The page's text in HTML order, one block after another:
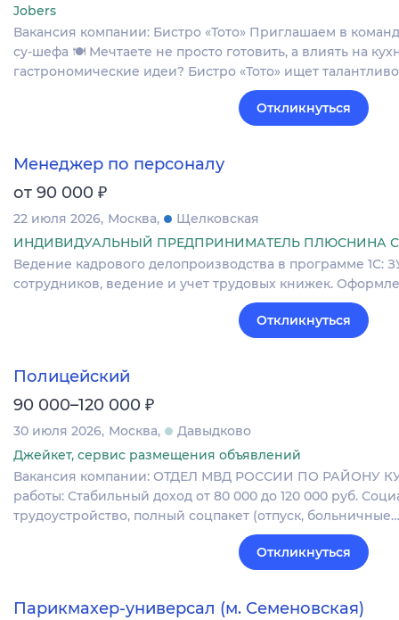
Jobers
Вакансия компании: Бистро «Тото» Приглашаем в
су‑шефа 🍽 Мечтаете не просто готовить, а влиять на
гастрономические идеи? Бистро «Тото» ищет
Откликнуться
Менеджер по персоналу
от 90 000 ₽
22 июля 2026 Москва
Щелковская
ИНДИВИДУАЛЬНЫЙ ПРЕДПРИНИМАТЕЛЬ ПЛЮСНИНА
Ведение кадрового делопроизводства в программе 1С:
сотрудников, ведение и учет трудовых книжек.
Откликнуться
Полицейский
90 000–120 000 ₽
30 июля 2026 Москва
Давыдково
Джейкет, сервис размещения объявлений
Вакансия компании: ОТДЕЛ МВД РОССИИ ПО РАЙОНУ
работы: Стабильный доход от 80 000 до 120 000 руб.
трудоустройство, полный соцпакет (отпуск, больничные…
Откликнуться
Парикмахер-универсал (м. Семеновская)